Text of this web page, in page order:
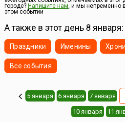
Считалось, что это самый
городе? Напишите нам, и мы непременно
этом событии
А также в этот день 8 января:
Праздники Именины
Все события
5 января 6 января 7 января
10 января 11